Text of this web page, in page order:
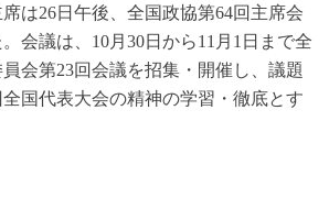
は26日午後、全国政協第64回主席会
会議は、10月30日から11月1日まで全
会第23回会議を招集・開催し、議題
国代表大会の精神の学習・徹底とす